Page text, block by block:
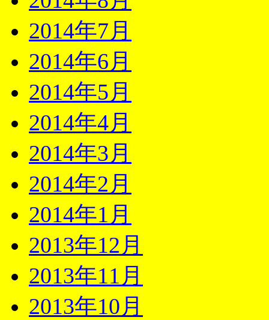
2014年7月
2014年6月
2014年5月
2014年4月
2014年3月
2014年2月
2014年1月
2013年12月
2013年11月
2013年10月